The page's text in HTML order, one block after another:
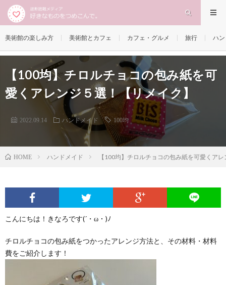
美術館の楽しみ方 美術館とカフェ カフェ・グルメ 旅行 ハ
【100均】チロルチョコの包み紙を可
愛くアレンジ５選！【リメイク】
2022.09.14 ハンドメイド 100均
HOME ハンドメイド 【100均】チロルチョコの包み紙を可愛くア
こんにちは！きなろです(´・ω・)ﾉ
チロルチョコの包み紙をつかったアレンジ方法と、その材料・材料
費をご紹介します！